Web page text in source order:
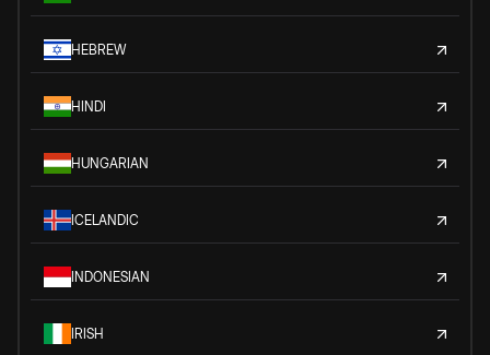
HEBREW
HINDI
HUNGARIAN
ICELANDIC
INDONESIAN
IRISH